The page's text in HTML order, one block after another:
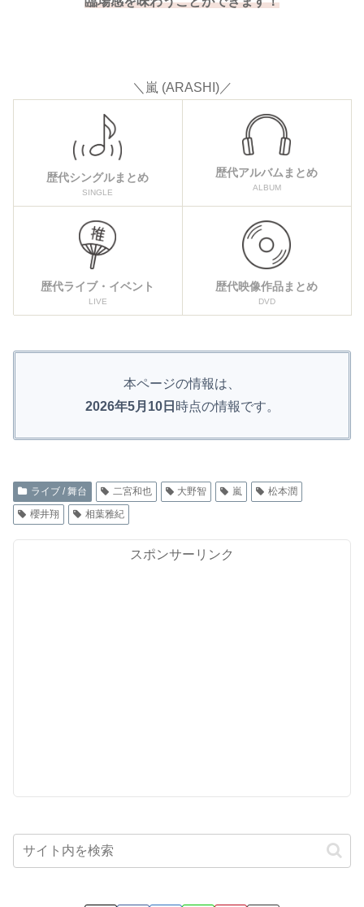
＼嵐 (ARASHI)／
歴代シングルまとめ
SINGLE
歴代アルバムまとめ
ALBUM
歴代ライブ・イベント
LIVE
歴代映像作品まとめ
DVD
本ページの情報は、
2026年5月10日 時点の情報です。
ライブ / 舞台 二宮和也 大野智 嵐
松本潤
櫻井翔
相葉雅紀
スポンサーリンク